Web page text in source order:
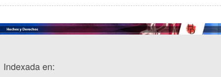
Indexada en: